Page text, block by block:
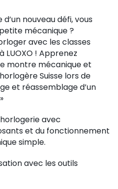
nouveau défi, vous
mécanique ?
avec les classes
LUOXO ! Apprenez
montre mécanique et
Suisse lors de
et réassemblage d’un
avec
et du fonctionnement
simple.
avec les outils